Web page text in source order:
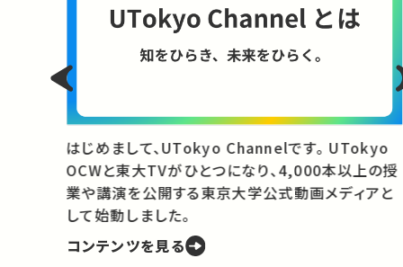
はじめまして、UTokyo Channelです。 UTokyo
OCWと東大TVがひとつになり、4,000本以上の授
業や講演を公開する東京大学公式動画メディアと
して始動しました。
コンテンツを見る